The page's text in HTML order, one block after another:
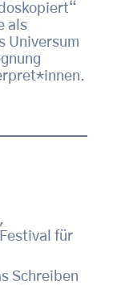
als
Universum
für
Schreiben